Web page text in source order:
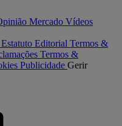
Mercado Vídeos
Estatuto Editorial Termos &
Termos &
Publicidade Gerir